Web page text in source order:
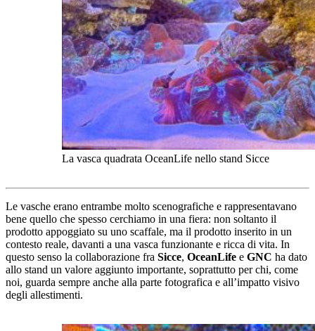
La vasca quadrata OceanLife nello stand Sicce
Le vasche erano entrambe molto scenografiche e rappresentavano
bene quello che spesso cerchiamo in una fiera: non soltanto il
prodotto appoggiato su uno scaffale, ma il prodotto inserito in un
contesto reale, davanti a una vasca funzionante e ricca di vita. In
questo senso la collaborazione fra Sicce, OceanLife e GNC ha dato
allo stand un valore aggiunto importante, soprattutto per chi, come
noi, guarda sempre anche alla parte fotografica e all’impatto visivo
degli allestimenti.